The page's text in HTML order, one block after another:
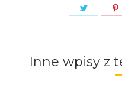
Share
Inne wpisy z